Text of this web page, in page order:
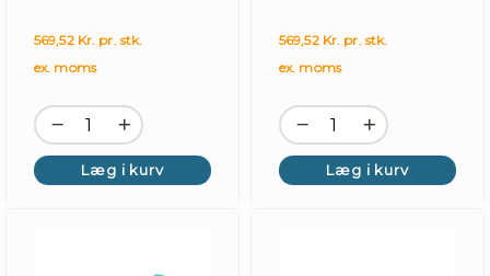
569,52 Kr. pr. stk.
ex. moms
Læg i kurv
569,52 Kr. pr. stk.
ex. moms
Læg i kurv